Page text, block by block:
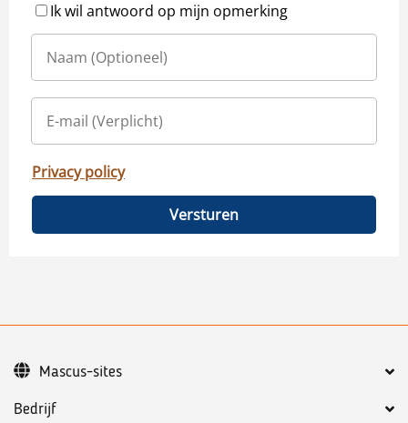
Ik wil antwoord op mijn opmerking
Privacy policy
Versturen
Bedrijf
Mascus-sites